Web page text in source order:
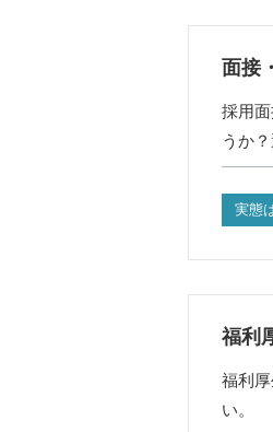
面接
採用
うか
実態
福利
福利
い。